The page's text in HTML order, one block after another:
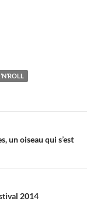
un oiseau qui s’est
2014